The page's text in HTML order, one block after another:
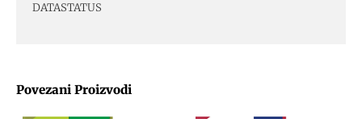
Povezani Proizvodi
DATASTATUS